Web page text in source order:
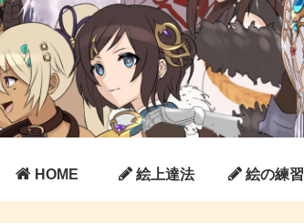
HOME 絵上達法 絵の練習